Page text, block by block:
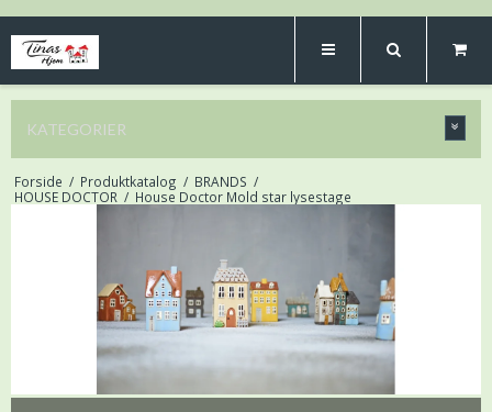
KATEGORIER
Forside / Produktkatalog / BRANDS /
HOUSE DOCTOR / House Doctor Mold star lysestage